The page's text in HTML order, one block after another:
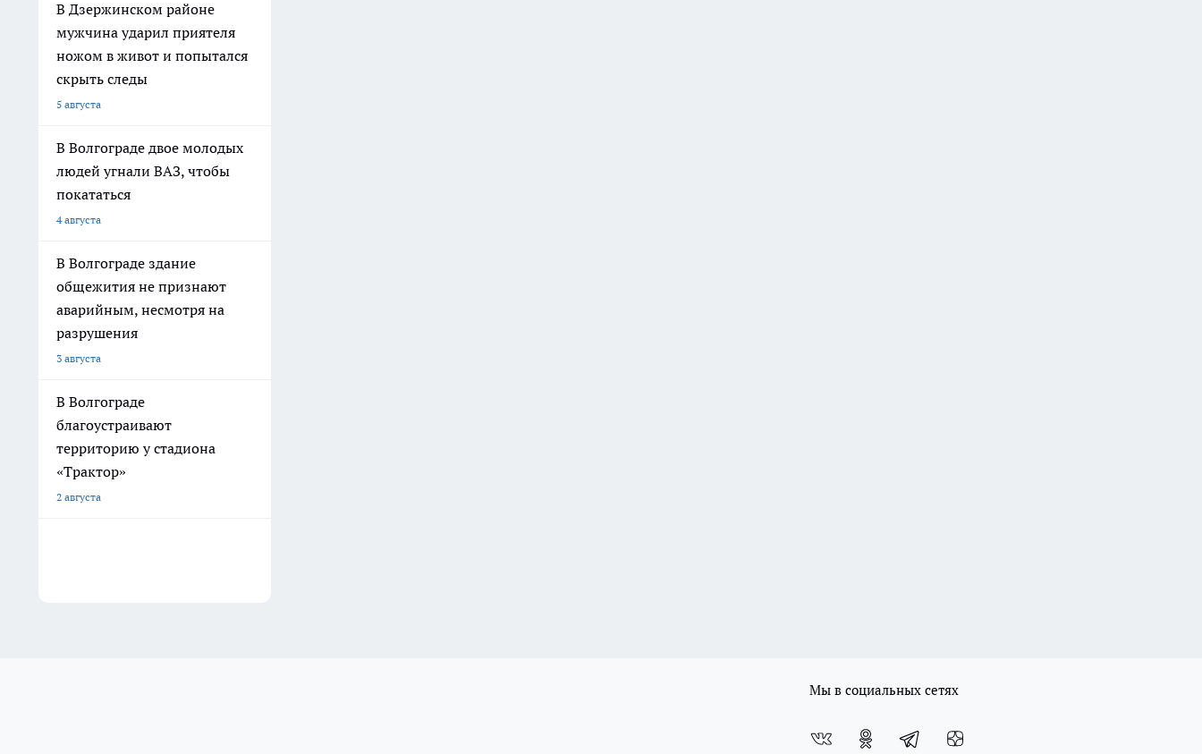
В Дзержинском районе
мужчина ударил приятеля
ножом в живот и попытался
скрыть следы
5 августа
В Волгограде двое молодых
людей угнали ВАЗ, чтобы
покататься
4 августа
В Волгограде здание
общежития не признают
аварийным, несмотря на
разрушения
3 августа
В Волгограде
благоустраивают
территорию у стадиона
«Трактор»
2 августа
Мы в социальных сетях